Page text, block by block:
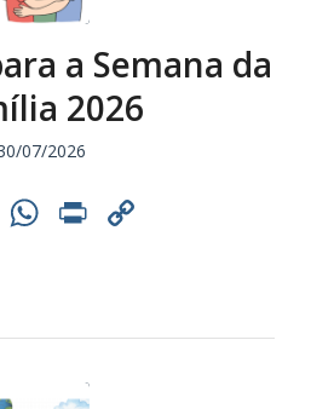
a Semana da
2026
07/2026
Pinterest
WhatsApp
Print